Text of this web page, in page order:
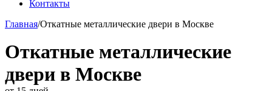
Контакты
Главная/Откатные металлические двери в Москве
Откатные металлические
двери в Москве